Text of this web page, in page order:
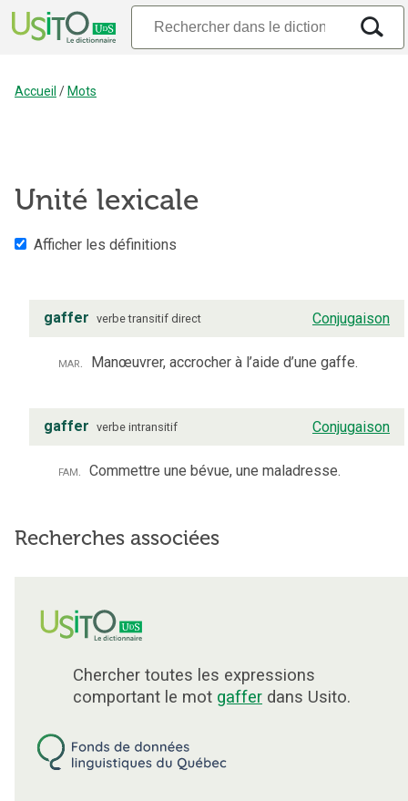
Accueil / Mots
Unité lexicale
Afficher les définitions
gaffer verbe transitif direct Conjugaison
mar. Manœuvrer, accrocher à l’aide d’une gaffe.
gaffer verbe intransitif Conjugaison
fam. Commettre une bévue, une maladresse.
Recherches associées
Chercher toutes les expressions
comportant le mot gaffer dans Usito.